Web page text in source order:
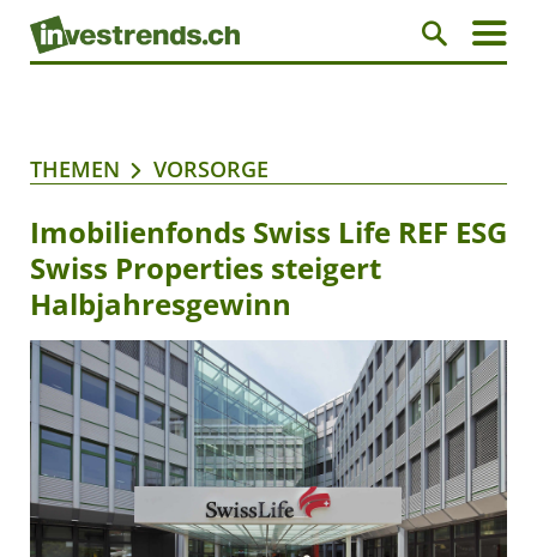
THEMEN VORSORGE
Imobilienfonds Swiss Life REF ESG
Swiss Properties steigert
Halbjahresgewinn